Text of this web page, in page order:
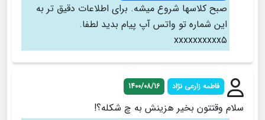
صبح کلاسها شروع میشه. برای اطلاعات دقیق تر به
این شماره تو واتس آپ پیام بدید لطفا.
xxxxxxxxxx۵
فاطمه زارعی نژاد 1400/08/16
سلام وقتتون بخیر هزینش به چ شکله؟!